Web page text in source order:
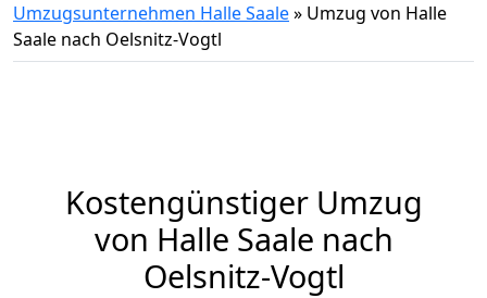
Umzugsunternehmen Halle Saale» Umzug von Halle
Saale nach Oelsnitz-Vogtl
Kostengünstiger Umzug
von Halle Saale nach
Oelsnitz-Vogtl